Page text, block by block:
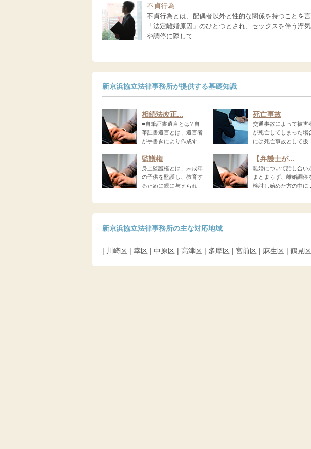
不貞行為
不貞行為とは、配偶者以外と性的な関係を持つことを
「法定離婚原因」のひとつとされ、セックスを伴う浮
や調停に際して...
新京浜協立法律事務所が提供する基礎知識
相続法改正...
■自筆証書遺言とは? 自
筆証書遺言とは、遺言者
が手書きにより作成す...
死亡事故
交通事故によって被害
が死亡してしまった場
には死亡事故として扱
監護権
身上監護権とは、未成年
の子供を監護し、教育す
るために親に与えられ
【弁護士が...
離婚について話し合い
まとまらず、離婚調停
検討し始めた方の中に...
新京浜協立法律事務所の主な対応地域
| 川崎区 | 幸区 | 中原区 | 高津区 | 多摩区 | 宮前区 | 麻生区 | 鶴見